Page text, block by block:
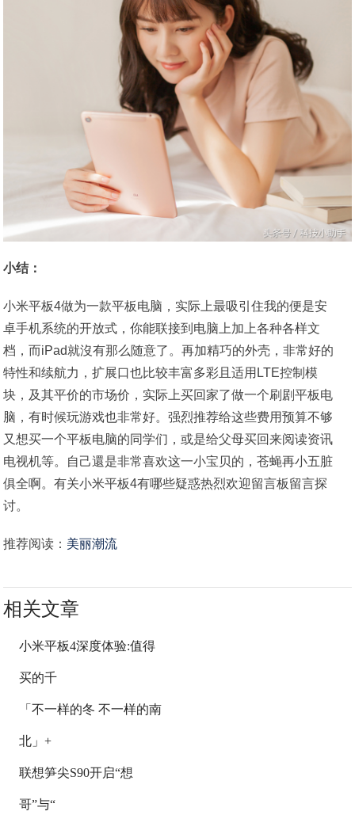
小结：
小米平板4做为一款平板电脑，实际上最吸引住我的便是安
卓手机系统的开放式，你能联接到电脑上加上各种各样文
档，而iPad就沒有那么随意了。再加精巧的外壳，非常好的
特性和续航力，扩展口也比较丰富多彩且适用LTE控制模
块，及其平价的市场价，实际上买回家了做一个刷剧平板电
脑，有时候玩游戏也非常好。强烈推荐给这些费用预算不够
又想买一个平板电脑的同学们，或是给父母买回来阅读资讯
电视机等。自己還是非常喜欢这一小宝贝的，苍蝇再小五脏
俱全啊。有关小米平板4有哪些疑惑热烈欢迎留言板留言探
讨。
推荐阅读： 美丽潮流
相关文章
小米平板4深度体验:值得
买的千
「不一样的冬 不一样的南
北」+
联想笋尖S90开启“想
哥”与“